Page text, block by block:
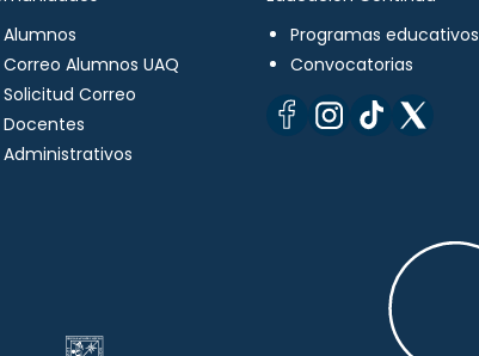
Alumnos
Correo Alumnos UAQ
Solicitud Correo
Docentes
Administrativos
Programas educativos
Convocatorias